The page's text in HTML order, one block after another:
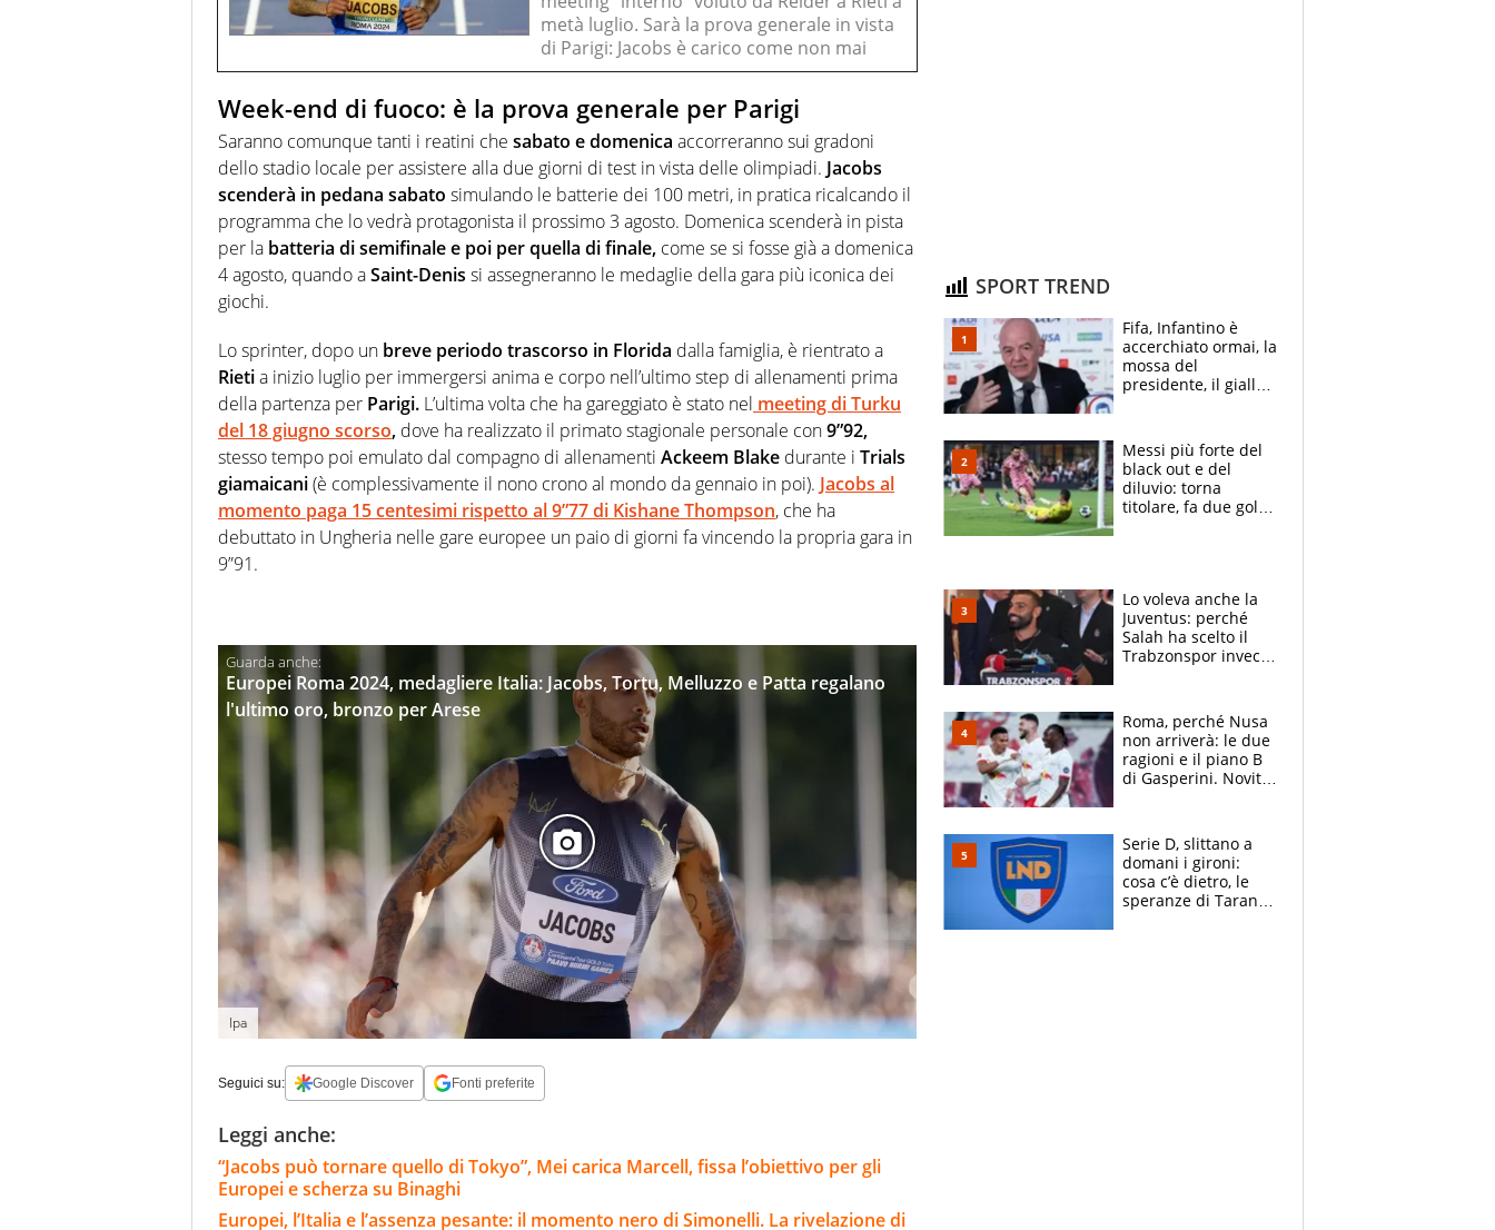
metà luglio. Sarà la prova generale in vista
di Parigi: Jacobs è carico come non mai
Week-end di fuoco: è la prova generale per Parigi
Saranno comunque tanti i reatini che sabato e domenica accorreranno sui gradoni
dello stadio locale per assistere alla due giorni di test in vista delle olimpiadi. Jacobs
scenderà in pedana sabato simulando le batterie dei 100 metri, in pratica ricalcando il
programma che lo vedrà protagonista il prossimo 3 agosto. Domenica scenderà in pista
per la batteria di semifinale e poi per quella di finale, come se si fosse già a domenica
4 agosto, quando aSaint-Denis si assegneranno le medaglie della gara più iconica dei
giochi.
Lo sprinter, dopo un breve periodo trascorso in Florida dalla famiglia, è rientrato a
Rietia inizio luglio per immergersi anima e corpo nell’ultimo step di allenamenti prima
della partenza per Parigi. L’ultima volta che ha gareggiato è stato nel meeting di Turku
del 18 giugno scorso, dove ha realizzato il primato stagionale personale con9”92,
stesso tempo poi emulato dal compagno di allenamenti Ackeem Blake durante i Trials
giamaicani(è complessivamente il nono crono al mondo da gennaio in poi). Jacobs al
momento paga 15 centesimi rispetto al 9”77 di Kishane Thompson, che ha
debuttato in Ungheria nelle gare europee un paio di giorni fa vincendo la propria gara in
9”91.
Europei Roma 2024, medagliere Italia: Jacobs, Tortu, Melluzzo e Patta regalano
l'ultimo oro, bronzo per Arese
Ipa
Seguici su: Google Discover Fonti preferite
Leggi anche:
“Jacobs può tornare quello di Tokyo”, Mei carica Marcell, fissa l’obiettivo per gli
Europei e scherza su Binaghi
Europei, l’Italia e l’assenza pesante: il momento nero di Simonelli. La rivelazione di
SPORT TREND
Fifa, Infantino è
accerchiato ormai, la
mossa del
presidente, il giallo
Trump
Messi più forte del
black out e del
diluvio: torna
titolare, fa due gol e
Lo voleva anche la
Juventus: perché
Salah ha scelto il
Trabzonspor invece
Roma, perché Nusa
non arriverà: le due
ragioni e il piano B
di Gasperini. Novità
Serie D, slittano a
domani i gironi:
cosa c’è dietro, le
speranze di Taranto